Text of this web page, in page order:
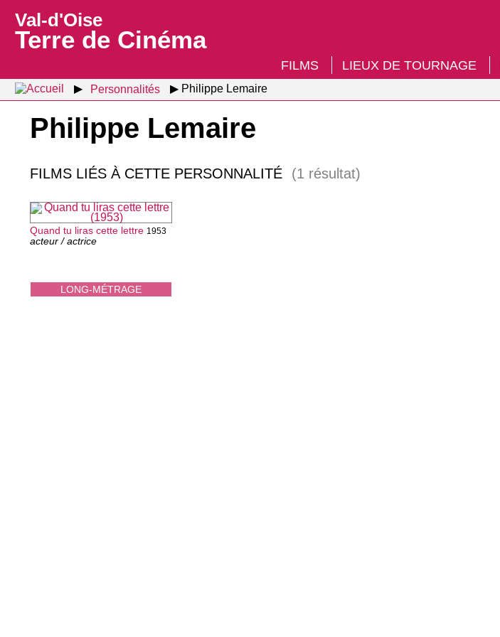
Val-d'Oise
Terre de Cinéma
FILMS LIEUX DE TOURNAGE
Personnalités Philippe Lemaire
Philippe Lemaire
FILMS LIÉS À CETTE PERSONNALITÉ (1 résultat)
LONG-MÉTRAGE
Quand tu liras cette lettre 1953
acteur / actrice